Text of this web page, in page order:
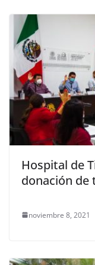
Hospital de
donación de
noviembre 8, 2021